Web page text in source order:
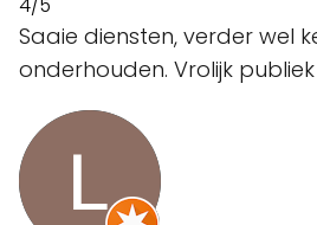
Saaie diensten, verder wel
onderhouden. Vrolijk